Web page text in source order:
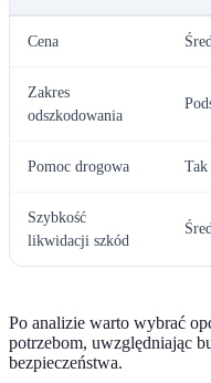
Cena
Zakres
odszkodowania
Pomoc drogowa Tak
Szybkość
likwidacji szkód
Po analizie warto wybrać
potrzebom, uwzględniając
bezpieczeństwa.